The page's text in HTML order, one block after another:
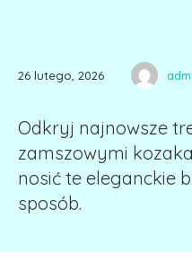
26 lutego, 2026
Odkryj najnowsze
zamszowymi
nosić te eleganckie
sposób.